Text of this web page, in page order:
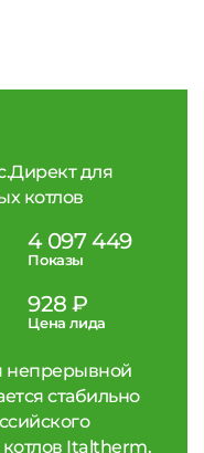
для
котлов
4 097 449
Показы
928 ₽
Цена лида
непрерывной
стабильно
Italtherm.